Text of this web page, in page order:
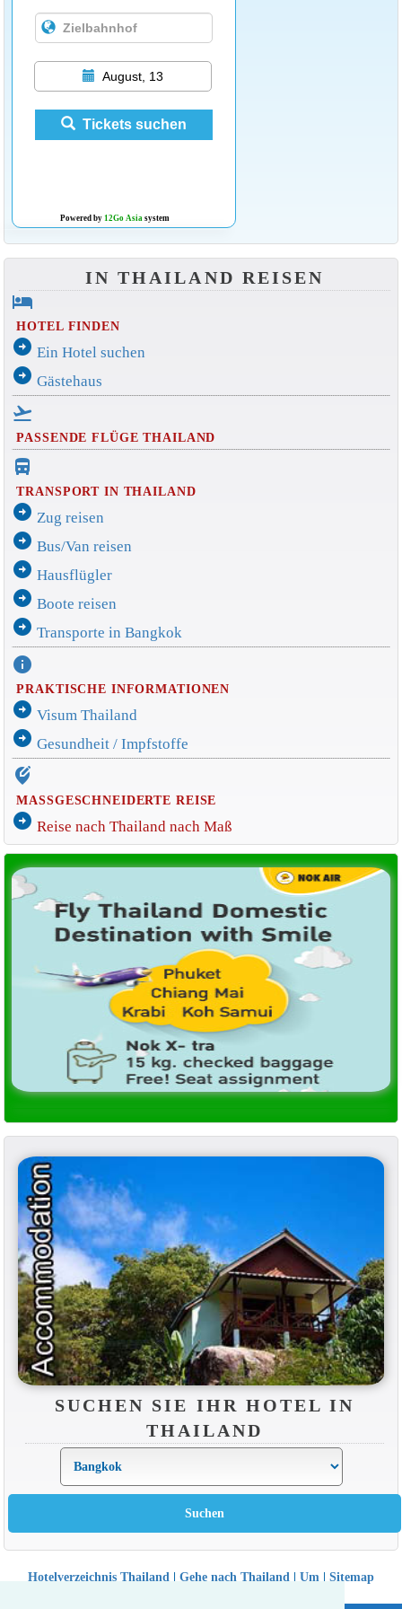
August, 13
Tickets suchen
Powered by 12Go Asiasystem
IN THAILAND REISEN
hotel
HOTEL FINDEN
arrow_circle_right Ein Hotel suchen
arrow_circle_right Gästehaus
flight_takeoff
PASSENDE FLÜGE THAILAND
directions_bus_filled
TRANSPORT IN THAILAND
arrow_circle_right Zug reisen
arrow_circle_right Bus/Van reisen
arrow_circle_right Hausflügler
arrow_circle_right Boote reisen
arrow_circle_right Transporte in Bangkok
info
PRAKTISCHE INFORMATIONEN
arrow_circle_right Visum Thailand
arrow_circle_right Gesundheit / Impfstoffe
edit_location_alt
MASSGESCHNEIDERTE REISE
arrow_circle_right Reise nach Thailand nach Maß
SUCHEN SIE IHR HOTEL IN
THAILAND
Hotelverzeichnis Thailand | Gehe nach Thailand | Um | Sitemap